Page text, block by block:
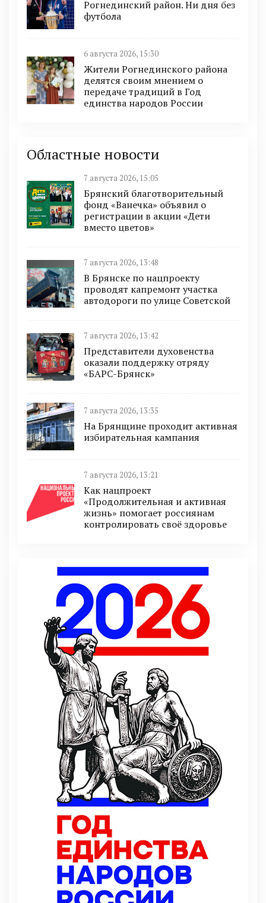
Рогнединский район. Ни дня без
футбола
6 августа 2026, 15:30
Жители Рогнединского района
делятся своим мнением о
передаче традиций в Год
единства народов России
Областные новости
7 августа 2026, 15:05
Брянский благотворительный
фонд «Ванечка» объявил о
регистрации в акции «Дети
вместо цветов»
7 августа 2026, 13:48
В Брянске по нацпроекту
проводят капремонт участка
автодороги по улице Советской
7 августа 2026, 13:42
Представители духовенства
оказали поддержку отряду
«БАРС-Брянск»
7 августа 2026, 13:35
На Брянщине проходит активная
избирательная кампания
7 августа 2026, 13:21
Как нацпроект
«Продолжительная и активная
жизнь» помогает россиянам
контролировать своё здоровье